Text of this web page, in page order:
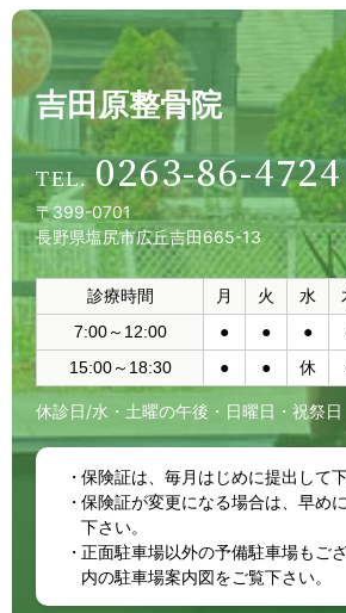
吉田原整骨院
0263-86-4724
〒399-0701
長野県塩尻市広丘吉田665-13
診療時間 月 火 水
7:00～12:00
● ● ●
15:00～18:30
● ● 休
休診日/水・土曜の午後・日曜日・祝祭日
保険証は、毎月はじめに提出して下
保険証が変更になる場合は、早め
下さい。
正面駐車場以外の予備駐車場もご
内の駐車場案内図をご覧下さい。